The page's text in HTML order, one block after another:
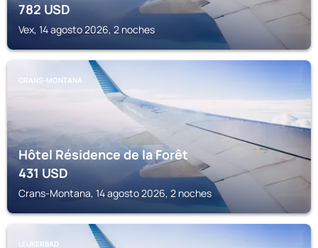
782USD
Vex, 14 agosto 2026, 2 noches
CRANS-MONTANA
Hôtel Résidence de la Forêt
431USD
Crans-Montana, 14 agosto 2026, 2 noches
LEUKERBAD